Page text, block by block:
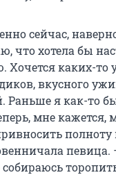
сейчас,
что хотела бы
Хочется каких-то
вкусного
Раньше я как-то
мне кажется,
певица.